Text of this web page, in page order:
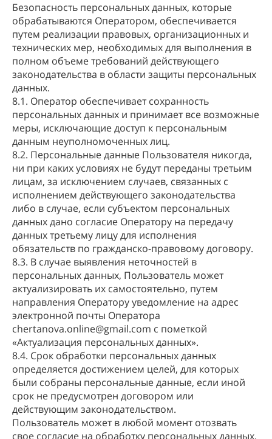
Безопасность персональных данных, которые
обрабатываются Оператором, обеспечивается
путем реализации правовых, организационных и
технических мер, необходимых для выполнения в
полном объеме требований действующего
законодательства в области защиты персональных
данных.
8.1. Оператор обеспечивает сохранность
персональных данных и принимает все возможные
меры, исключающие доступ к персональным
данным неуполномоченных лиц.
8.2. Персональные данные Пользователя никогда,
ни при каких условиях не будут переданы третьим
лицам, за исключением случаев, связанных с
исполнением действующего законодательства
либо в случае, если субъектом персональных
данных дано согласие Оператору на передачу
данных третьему лицу для исполнения
обязательств по гражданско-правовому договору.
8.3. В случае выявления неточностей в
персональных данных, Пользователь может
актуализировать их самостоятельно, путем
направления Оператору уведомление на адрес
электронной почты Оператора
chertanova.online@gmail.com с пометкой
«Актуализация персональных данных».
8.4. Срок обработки персональных данных
определяется достижением целей, для которых
были собраны персональные данные, если иной
срок не предусмотрен договором или
действующим законодательством.
Пользователь может в любой момент отозвать
свое согласие на обработку персональных данных,